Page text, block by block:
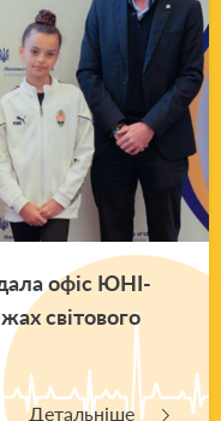
офіс ЮНІ­
сві­то­во­го
Детальніше